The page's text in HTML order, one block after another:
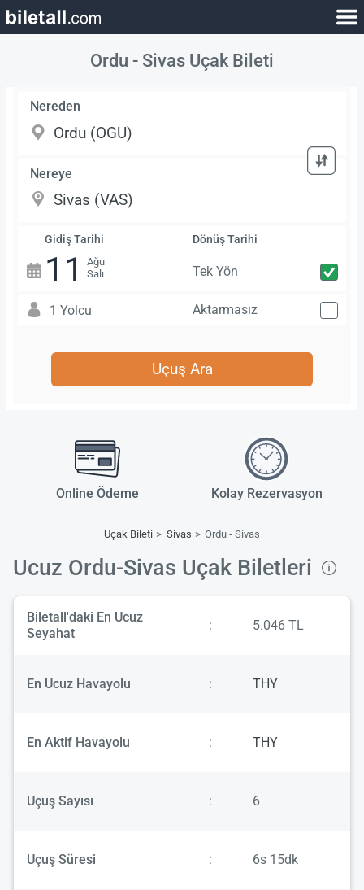
Ordu - Sivas Uçak Bileti
Nereden
Nereye
Gidiş Tarihi
11
Ağu
Salı
Dönüş Tarihi
Tek Yön
1 Yolcu Aktarmasız
Uçuş Ara
Online Ödeme Kolay Rezervasyon
Uçak Bileti Sivas Ordu - Sivas
Ucuz Ordu-Sivas Uçak Biletleri
Biletall'daki En Ucuz
Seyahat
: 5.046 TL
En Ucuz Havayolu : THY
En Aktif Havayolu : THY
Uçuş Sayısı : 6
Uçuş Süresi : 6s 15dk